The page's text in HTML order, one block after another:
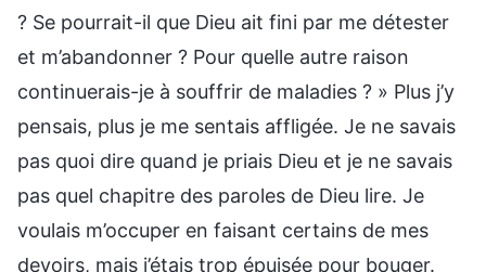
? Se pourrait-il que Dieu ait fini par me détester
et m’abandonner ? Pour quelle autre raison
continuerais-je à souffrir de maladies ? » Plus j’y
pensais, plus je me sentais affligée. Je ne savais
pas quoi dire quand je priais Dieu et je ne savais
pas quel chapitre des paroles de Dieu lire. Je
voulais m’occuper en faisant certains de mes
devoirs, mais j’étais trop épuisée pour bouger.